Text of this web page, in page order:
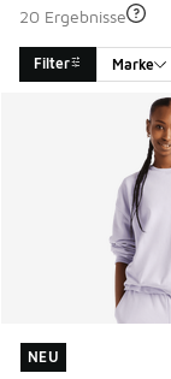
20 Ergebnisse
Filter Marke
Search
NEU
NEU